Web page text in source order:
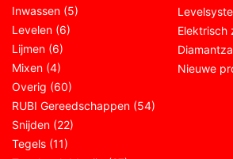
Inwassen (5)
Levelen (6)
Lijmen (6)
Mixen (4)
Overig (60)
RUBI Gereedschappen (54)
Snijden (22)
Tegels (11)
Elektrisch
Nieuwe